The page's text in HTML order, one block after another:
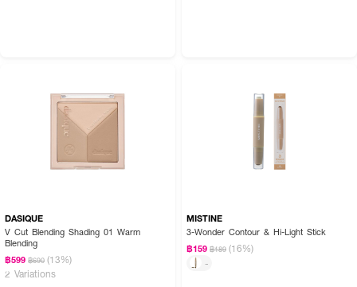
DASIQUE
V Cut Blending Shading 01 Warm
Blending
฿599 ฿690 (13%)
2 Variations
MISTINE
3-Wonder Contour & Hi-Light Stick
฿159 ฿189 (16%)
-